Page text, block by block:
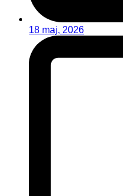
18 maj, 2026